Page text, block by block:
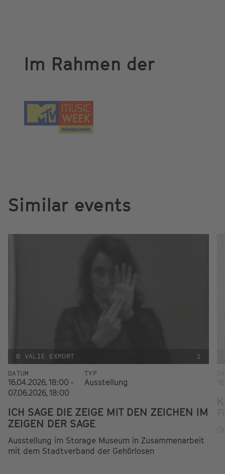
Im Rahmen der
Similar events
© VALIE EXPORT i
DATUM
16.04.2026, 18:00 -
07.06.2026, 18:00
TYP
Ausstellung
ICH SAGE DIE ZEIGE MIT DEN ZEICHEN IM
ZEIGEN DER SAGE
Ausstellung im Storage Museum in Zusammenarbeit
mit dem Stadtverband der Gehörlosen